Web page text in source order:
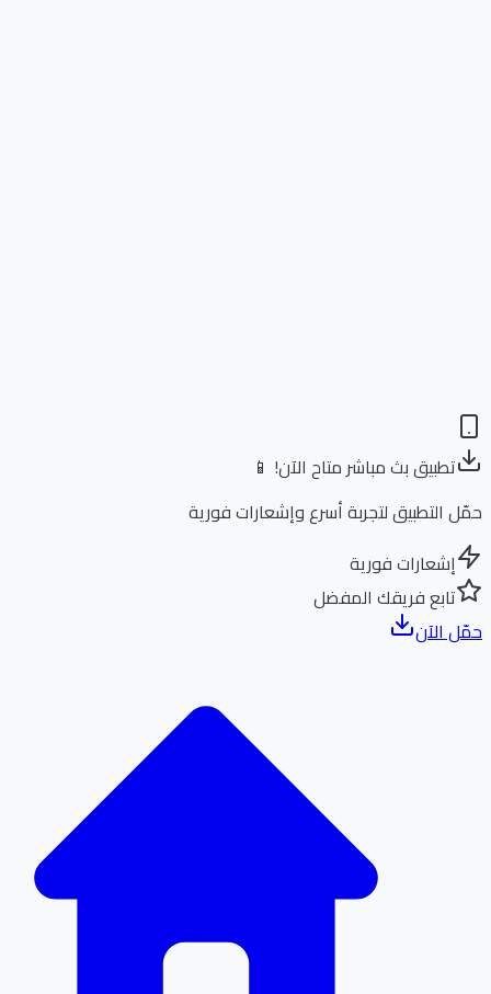
تطبيق بث مباشر متاح الآن! 📱
التطبيق لتجربة أسرع وإشعارات فورية
إشعارات فورية
تابع فريقك المفضل
الآن